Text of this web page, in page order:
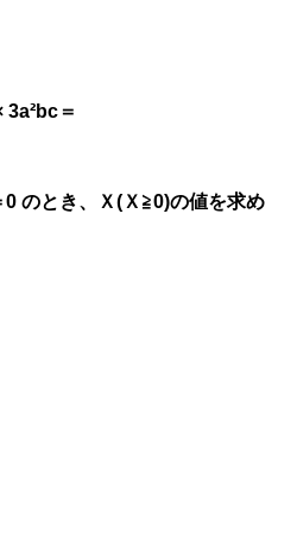
＝
のとき、Ｘ(Ｘ≧0)の値を求め